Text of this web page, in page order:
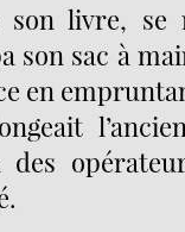
livre, se
son sac à
en
des